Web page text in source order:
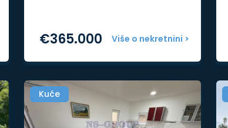
Više o nekretnini >
€365.000
Kuće